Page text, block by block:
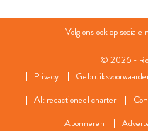
Volg ons ook op sociale
© 2026 -
Privacy
AI: redactioneel charter
Abonneren